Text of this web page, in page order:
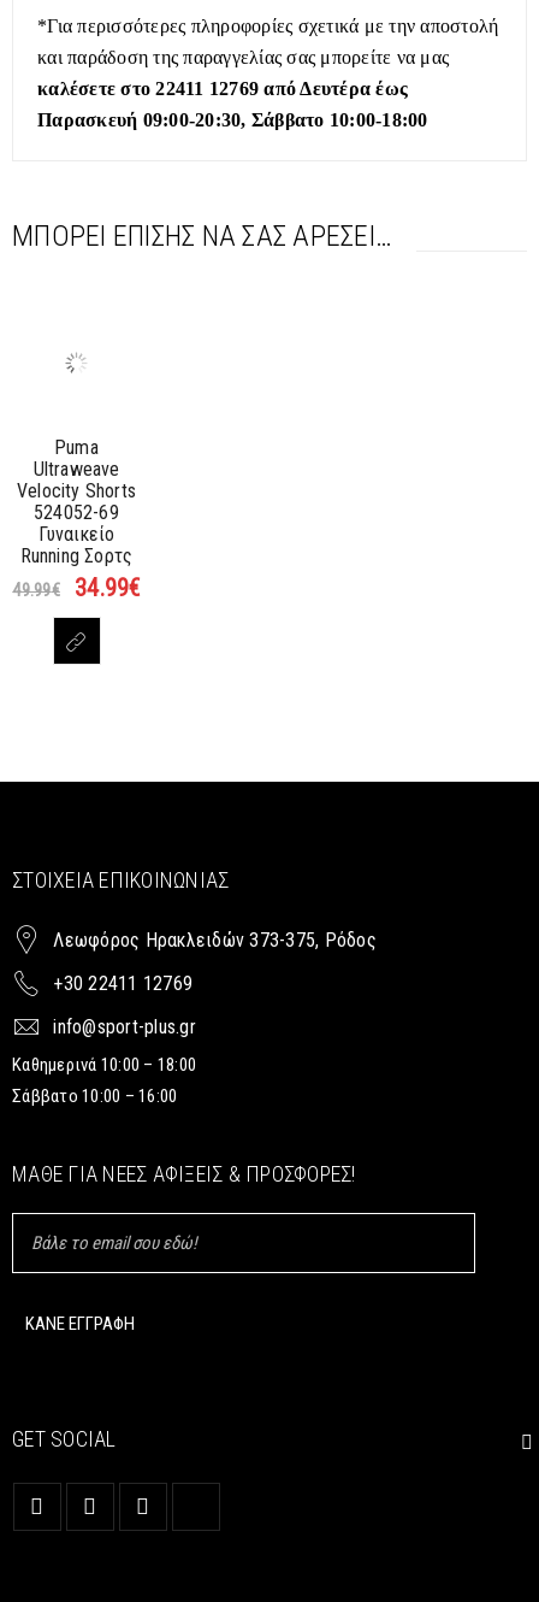
*Για περισσότερες πληροφορίες σχετικά με την αποστολή
και παράδοση της παραγγελίας σας μπορείτε να μας
καλέσετε στο 22411 12769 από Δευτέρα έως
Παρασκευή 09:00-20:30, Σάββατο 10:00-18:00
ΜΠΟΡΕΊ ΕΠΊΣΗΣ ΝΑ ΣΑΣ ΑΡΈΣΕΙ…
Puma
Ultraweave
Velocity Shorts
524052-69
Γυναικείο
Running Σορτς
49.99€ 34.99€
ΣΤΟΙΧΕΊΑ ΕΠΙΚΟΙΝΩΝΊΑΣ
Λεωφόρος Ηρακλειδών 373-375, Ρόδος
+30 22411 12769
info@sport-plus.gr
Καθημερινά 10:00 – 18:00
Σάββατο 10:00 – 16:00
ΜΆΘΕ ΓΙΑ ΝΈΕΣ ΑΦΊΞΕΙΣ & ΠΡΟΣΦΟΡΈΣ!
GET SOCIAL